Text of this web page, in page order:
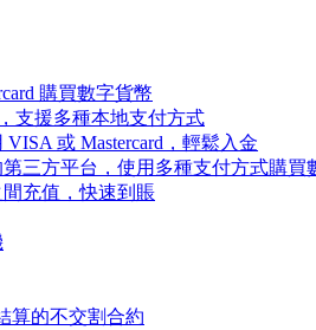
購買數字貨幣
支援多種本地支付方式
VISA 或 Mastercard，輕鬆入金
三方平台，使用多種支付方式購買
充值，快速到賬
算的不交割合約